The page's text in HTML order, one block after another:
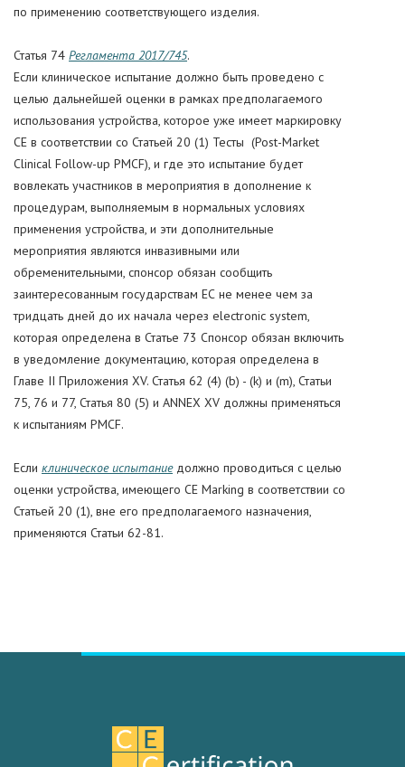
по применению соответствующего изделия.
Статья 74 Регламента 2017/745.
Если клиническое испытание должно быть проведено с
целью дальнейшей оценки в рамках предполагаемого
использования устройства, которое уже имеет маркировку
СЕ в соответствии со Статьей 20 (1) Тесты (Post-Market
Clinical Follow-up PMCF), и где это испытание будет
вовлекать участников в мероприятия в дополнение к
процедурам, выполняемым в нормальных условиях
применения устройства, и эти дополнительные
мероприятия являются инвазивными или
обременительными, спонсор обязан сообщить
заинтересованным государствам ЕС не менее чем за
тридцать дней до их начала через electronic system,
которая определена в Статье 73 Спонсор обязан включить
в уведомление документацию, которая определена в
Главе II Приложения XV. Статья 62 (4) (b) - (k) и (m), Статьи
75, 76 и 77, Статья 80 (5) и ANNEX XV должны применяться
к испытаниям PMCF.
Если клиническое испытаниедолжно проводиться с целью
оценки устройства, имеющего CE Marking в соответствии со
Статьей 20 (1), вне его предполагаемого назначения,
применяются Статьи 62-81.